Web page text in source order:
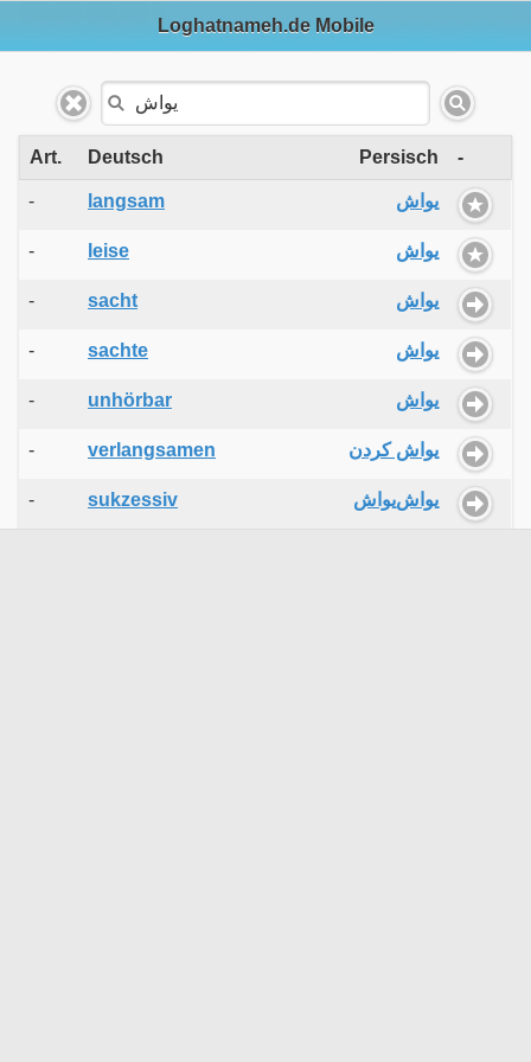
Loghatnameh.de Mobile
Art. Deutsch Persisch -
- langsam یواش
- leise یواش
- sacht یواش
- sachte یواش
- unhörbar یواش
- verlangsamen یواش کردن
- sukzessiv یواش‌یواش